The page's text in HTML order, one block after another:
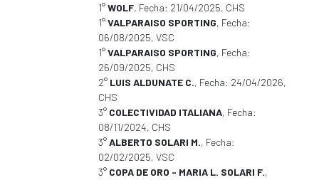
1°WOLF, Fecha: 21/04/2025, CHS
1°VALPARAISO SPORTING, Fecha:
06/08/2025, VSC
1°VALPARAISO SPORTING, Fecha:
26/09/2025, CHS
2° LUIS ALDUNATE C., Fecha: 24/04/2026,
CHS
3° COLECTIVIDAD ITALIANA, Fecha:
08/11/2024, CHS
3°ALBERTO SOLARI M., Fecha:
02/02/2025, VSC
3° COPA DE ORO - MARIA L. SOLARI F.,